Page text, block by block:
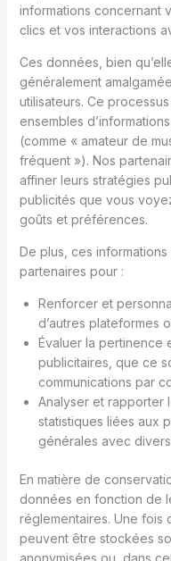
informations concernant
clics et vos interactions
Ces données, bien
généralement
utilisateurs. Ce
ensembles
(comme « amateur de
fréquent »). Nos
affiner leurs stratégies
publicités que vous
goûts et préférences.
De plus, ces
partenaires pour :
Renforcer et
d’autres plateformes
Évaluer la pertinence
publicitaires, que ce
communications par
Analyser et rapporter
statistiques liées aux
générales avec
En matière de
données en fonction de
réglementaires. Une fois
peuvent être stockées